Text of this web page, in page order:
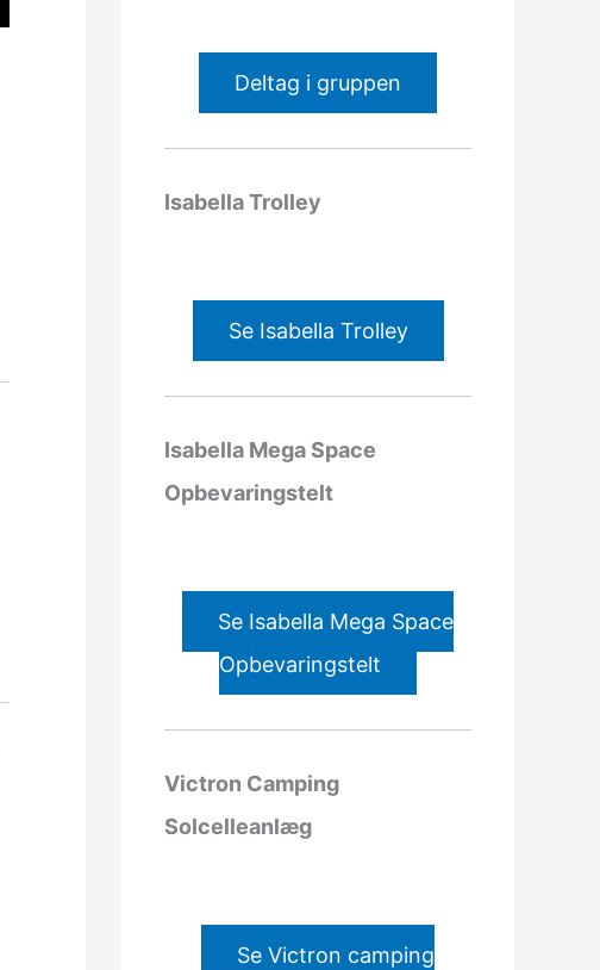
Deltag i gruppen
Isabella Trolley
Se Isabella Trolley
Isabella Mega Space
Opbevaringstelt
Se Isabella Mega Space
Opbevaringstelt
Victron Camping
Solcelleanlæg
Se Victron camping